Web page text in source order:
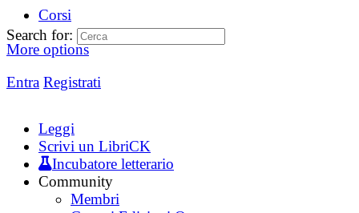
Corsi
More options
Entra Registrati
Search for:
Leggi
Scrivi un LibriCK
Incubatore letterario
Community
Membri